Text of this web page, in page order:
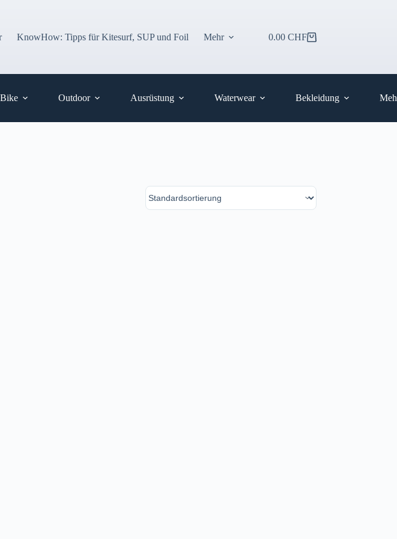
KnowHow: Tipps für Kitesurf, SUP und Foil Mehr Warenkorb
0.00 CHF
Bike Outdoor Ausrüstung Waterwear Bekleidung